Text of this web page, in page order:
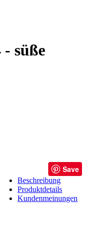
süße
Save
Beschreibung
Produktdetails
Kundenmeinungen